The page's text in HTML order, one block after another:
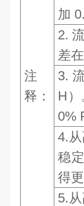
注
释：
加
2.
差
3.
H
0%
4.
稳
得
5.